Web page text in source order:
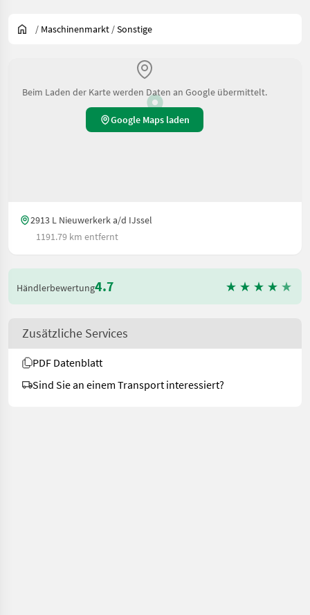
/ Maschinenmarkt /Sonstige
Beim Laden der Karte werden Daten an Google übermittelt.
Google Maps laden
2913 L Nieuwerkerk a/d IJssel
1191.79 km entfernt
Händlerbewertung4.7
Zusätzliche Services
PDF Datenblatt
Sind Sie an einem Transport interessiert?